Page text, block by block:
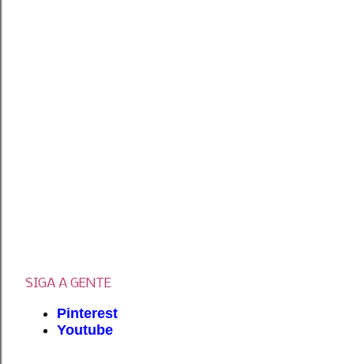
SIGA A GENTE
Pinterest
Youtube